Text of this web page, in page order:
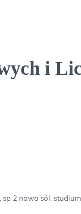
i
sp 2 nowa sól,